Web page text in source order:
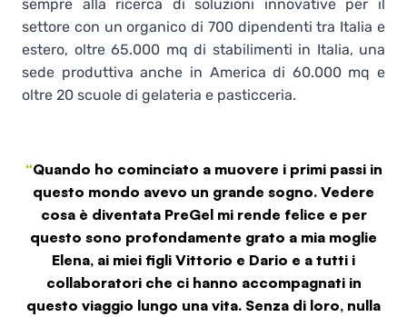
sempre alla ricerca di soluzioni innovative per il
settore con un organico di 700 dipendenti tra Italia e
estero, oltre 65.000 mq di stabilimenti in Italia, una
sede produttiva anche in America di 60.000 mq e
oltre 20 scuole di gelateria e pasticceria.
“Quando ho cominciato a muovere i primi passi in
questo mondo avevo un grande sogno. Vedere
cosa è diventata PreGel mi rende felice e per
questo sono profondamente grato a mia moglie
Elena, ai miei figli Vittorio e Dario e a tutti i
collaboratori che ci hanno accompagnati in
questo viaggio lungo una vita. Senza di loro, nulla